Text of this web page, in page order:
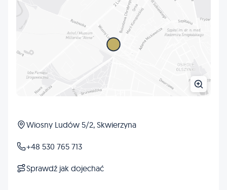
Wiosny Ludów 5/2, Skwierzyna
+48 530 765 713
Sprawdź jak dojechać